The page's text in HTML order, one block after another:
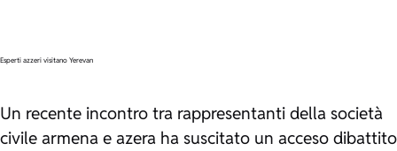
Esperti azzeri visitano Yerevan
Un recente incontro tra rappresentanti della società
civile armena e azera ha suscitato un acceso dibattito